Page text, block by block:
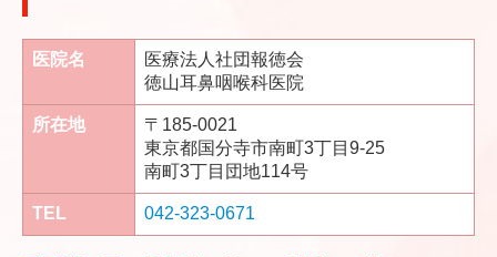
医院名
医療法人社団報徳会
徳山耳鼻咽喉科医院
所在地
〒185-0021
東京都国分寺市南町3丁目9-25
南町3丁目団地114号
TEL 042-323-0671